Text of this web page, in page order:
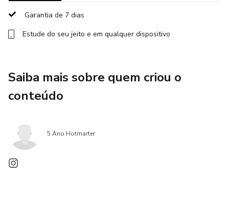
Na forma como você se coloca na vida.
mas no lugar interno de onde ela é vivida.
nem algo que você precisa entender melhor.
É um processo terapêutico estruturado
Garantia de 7 dias
Estude do seu jeito e em qualquer dispositivo
Saiba mais sobre quem criou o
conteúdo
5 Ano Hotmarter